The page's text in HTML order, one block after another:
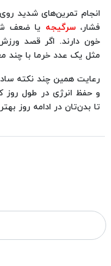
انجام تمرین‌های شدید
فشار،سرگیجه یا ضعف
خون دارند. اگر قصد
مثل یک عدد خرما با چند
رعایت همین چند نکته
و حفظ انرژی در طول روز
تا بدن‌تان در ادامه روز